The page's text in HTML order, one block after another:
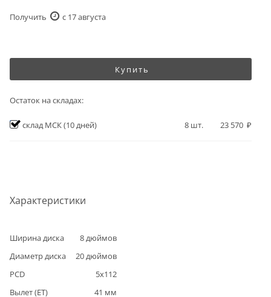
Характеристики
Ширина диска 8дюймов
Диаметр диска
20дюймов
PCD
5x112
Вылет (ET)
41 мм
Получить c 17 августа
Купить
Остаток на складах:
склад МСК(10 дней) 8 шт. 23 570